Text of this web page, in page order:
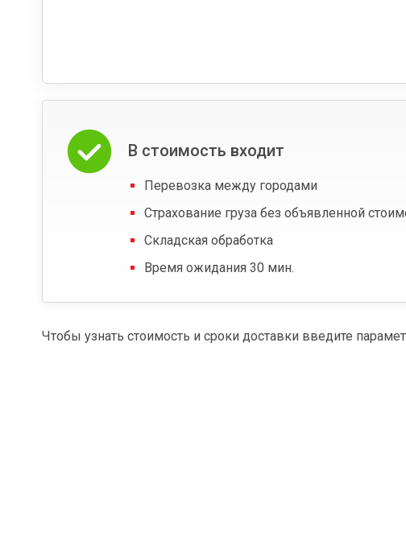
В стоимость входит
Перевозка между городами
Страхование груза без объявленной
Складская обработка
Время ожидания 30 мин.
Чтобы узнать стоимость и сроки доставки введите